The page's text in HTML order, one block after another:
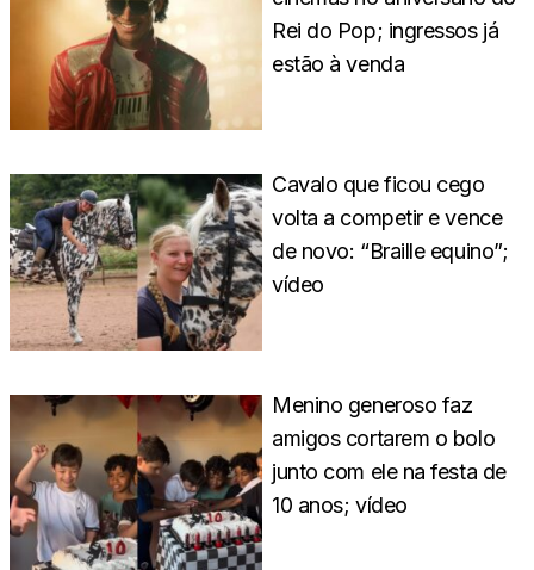
Rei do Pop; ingressos já
estão à venda
Cavalo que ficou cego
volta a competir e vence
de novo: “Braille equino”;
vídeo
Menino generoso faz
amigos cortarem o bolo
junto com ele na festa de
10 anos; vídeo